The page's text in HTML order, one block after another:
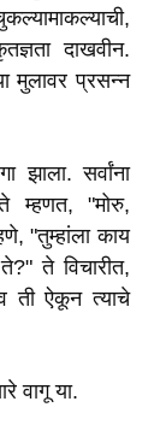
दाखवीन.
मुलावर प्रसन्न
झाला. सर्वांना
म्हणत, "मोरु,
"तुम्हांला काय
ते विचारीत,
ती ऐकून त्याचे
वागू या.